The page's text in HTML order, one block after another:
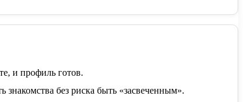
и профиль готов.
знакомства без риска быть «засвеченным».